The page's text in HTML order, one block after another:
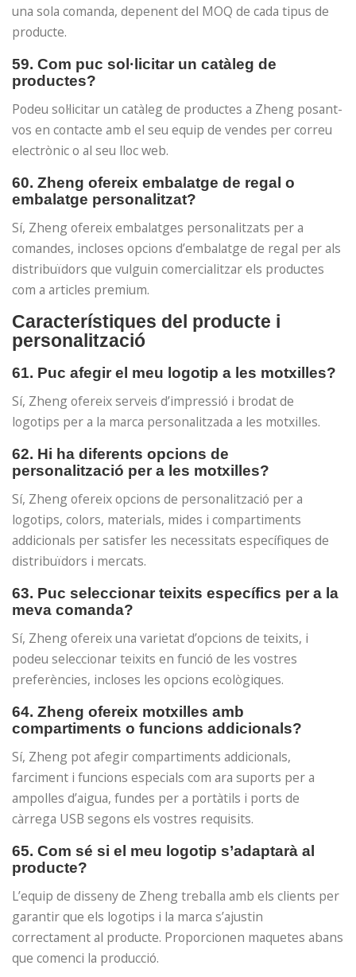
una sola comanda, depenent del MOQ de cada tipus de
producte.
59. Com puc sol·licitar un catàleg de
productes?
Podeu sol·licitar un catàleg de productes a Zheng posant-
vos en contacte amb el seu equip de vendes per correu
electrònic o al seu lloc web.
60. Zheng ofereix embalatge de regal o
embalatge personalitzat?
Sí, Zheng ofereix embalatges personalitzats per a
comandes, incloses opcions d’embalatge de regal per als
distribuïdors que vulguin comercialitzar els productes
com a articles premium.
Característiques del producte i
personalització
61. Puc afegir el meu logotip a les motxilles?
Sí, Zheng ofereix serveis d’impressió i brodat de
logotips per a la marca personalitzada a les motxilles.
62. Hi ha diferents opcions de
personalització per a les motxilles?
Sí, Zheng ofereix opcions de personalització per a
logotips, colors, materials, mides i compartiments
addicionals per satisfer les necessitats específiques de
distribuïdors i mercats.
63. Puc seleccionar teixits específics per a la
meva comanda?
Sí, Zheng ofereix una varietat d’opcions de teixits, i
podeu seleccionar teixits en funció de les vostres
preferències, incloses les opcions ecològiques.
64. Zheng ofereix motxilles amb
compartiments o funcions addicionals?
Sí, Zheng pot afegir compartiments addicionals,
farciment i funcions especials com ara suports per a
ampolles d’aigua, fundes per a portàtils i ports de
càrrega USB segons els vostres requisits.
65. Com sé si el meu logotip s’adaptarà al
producte?
L’equip de disseny de Zheng treballa amb els clients per
garantir que els logotips i la marca s’ajustin
correctament al producte. Proporcionen maquetes abans
que comenci la producció.